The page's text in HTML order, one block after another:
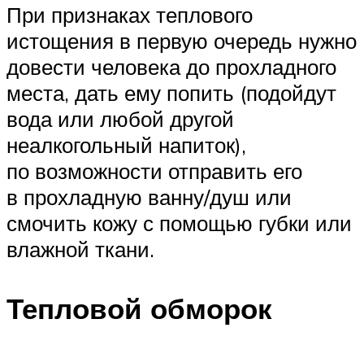
При признаках теплового
истощения в первую очередь нужно
довести человека до прохладного
места, дать ему попить (подойдут
вода или любой другой
неалкогольный напиток),
по возможности отправить его
в прохладную ванну/душ или
смочить кожу с помощью губки или
влажной ткани.
Тепловой обморок